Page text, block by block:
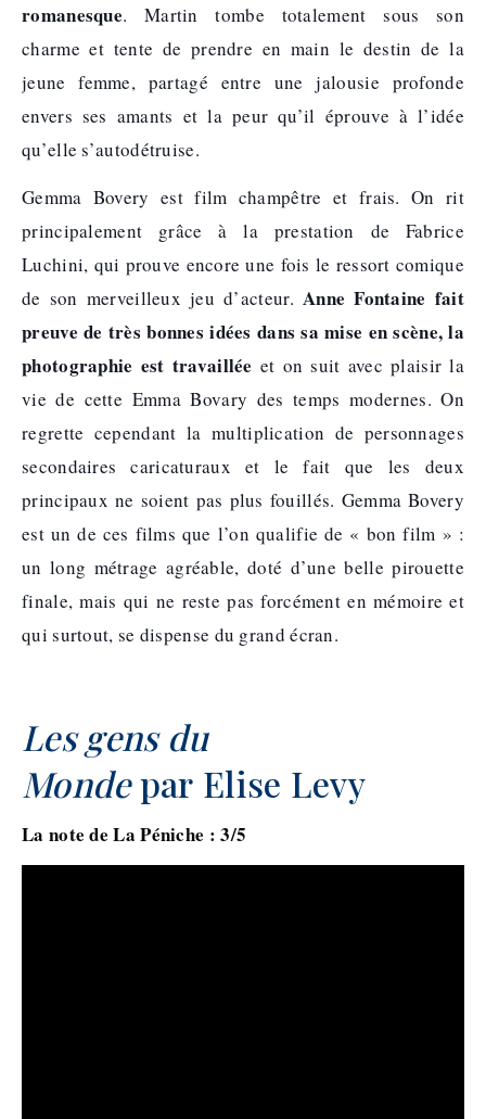
romanesque. Martin tombe totalement sous son
charme et tente de prendre en main le destin de la
jeune femme, partagé entre une jalousie profonde
envers ses amants et la peur qu’il éprouve à l’idée
qu’elle s’autodétruise.
Gemma Bovery est film champêtre et frais. On rit
principalement grâce à la prestation de Fabrice
Luchini, qui prouve encore une fois le ressort comique
de son merveilleux jeu d’acteur. Anne Fontaine fait
preuve de très bonnes idées dans sa mise en scène, la
photographie est travaillée et on suit avec plaisir la
vie de cette Emma Bovary des temps modernes. On
regrette cependant la multiplication de personnages
secondaires caricaturaux et le fait que les deux
principaux ne soient pas plus fouillés. Gemma Bovery
est un de ces films que l’on qualifie de « bon film » :
un long métrage agréable, doté d’une belle pirouette
finale, mais qui ne reste pas forcément en mémoire et
qui surtout, se dispense du grand écran.
Les gens du
Mondepar Elise Levy
La note de La Péniche : 3/5